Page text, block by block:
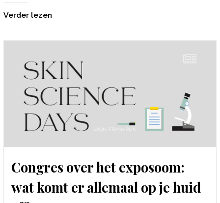
Verder lezen
Congres over het exposoom:
wat komt er allemaal op je huid